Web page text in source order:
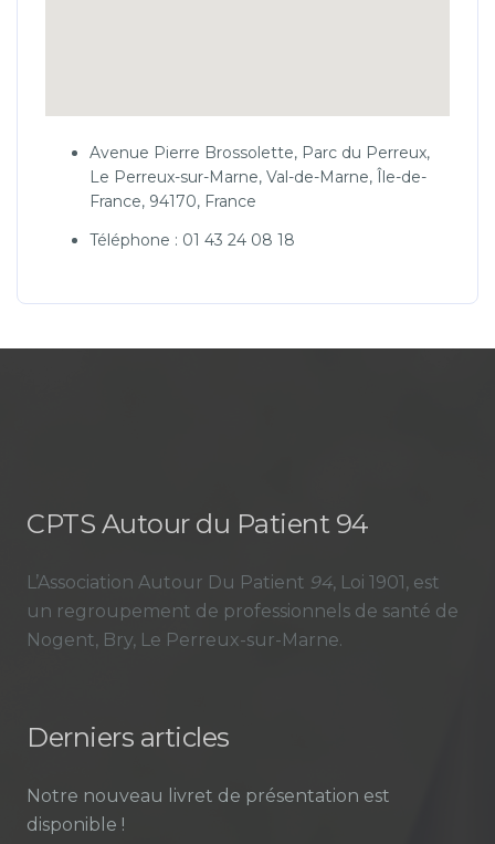
Avenue Pierre Brossolette, Parc du Perreux,
Le Perreux-sur-Marne, Val-de-Marne, Île-de-
France, 94170, France
Téléphone : 01 43 24 08 18
CPTS Autour du Patient 94
L’Association Autour Du Patient 94, Loi 1901, est
un regroupement de professionnels de santé de
Nogent, Bry, Le Perreux-sur-Marne.
Derniers articles
Notre nouveau livret de présentation est
disponible !